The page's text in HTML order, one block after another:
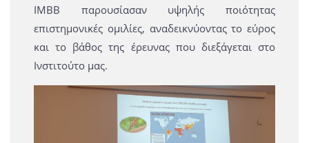
ΙΜΒΒ παρουσίασαν υψηλής ποιότητας
επιστημονικές ομιλίες, αναδεικνύοντας το εύρος
και το βάθος της έρευνας που διεξάγεται στο
Ινστιτούτο μας.